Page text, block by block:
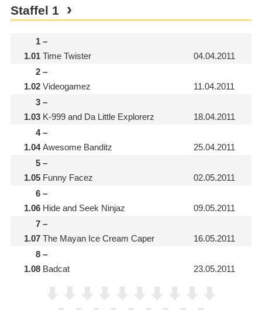
Staffel 1
1
1.01
–
Time Twister
04.04.2011
2
1.02
–
Videogamez
11.04.2011
3
1.03
–
K-999 and Da Little Explorerz
18.04.2011
4
1.04
–
Awesome Banditz
25.04.2011
5
1.05
–
Funny Facez
02.05.2011
6
1.06
–
Hide and Seek Ninjaz
09.05.2011
7
1.07
–
The Mayan Ice Cream Caper
16.05.2011
8
1.08
–
Badcat
23.05.2011